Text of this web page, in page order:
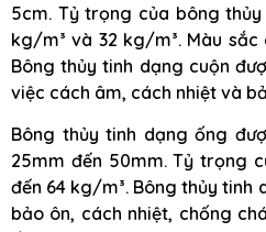
5cm. Tỷ trọng của bông
kg/m³ và 32 kg/m³. Màu
Bông thủy tinh dạng cuộn
việc cách âm, cách nhiệt và
Bông thủy tinh dạng ống
25mm đến 50mm. Tỷ trọng
đến 64 kg/m³. Bông thủy tinh
bảo ôn, cách nhiệt, chống